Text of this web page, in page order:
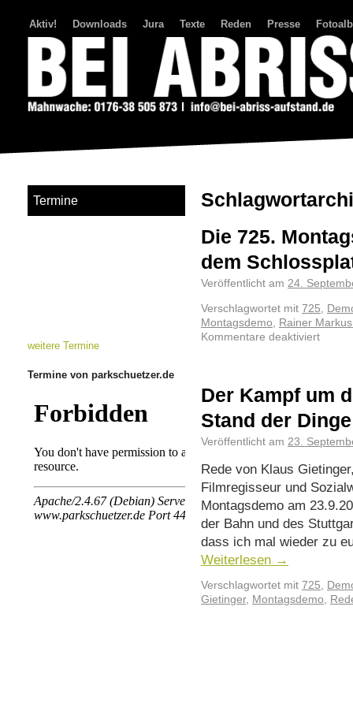
Aktiv! Downloads Jura Texte Reden Presse
Die 725.
dem
Veröffentlicht am 24.
Verschlagwortet mit 725,
Montagsdemo, Rainer
Kommentare deaktiviert
Der Kampf um
Stand der Dinge
Veröffentlicht am 23.
Rede von Klaus
Filmregisseur und
Montagsdemo am
der Bahn und des
dass ich mal wieder zu
Weiterlesen →
Verschlagwortet mit 725,
Gietinger, Montagsdemo,
Termine
weitere Termine
Termine von parkschuetzer.de